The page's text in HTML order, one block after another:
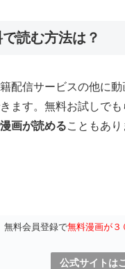
読む方法は？
配信サービスの他に
ます。無料お試しで
画が読めることもあ
無料会員登録で無料漫画が３
公式サイトは